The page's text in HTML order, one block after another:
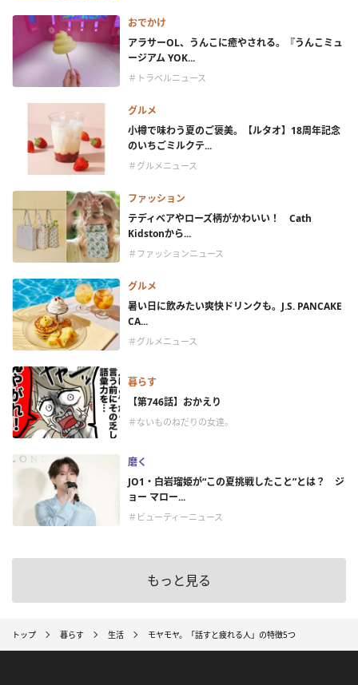
おでかけ
アラサーOL、うんこに癒やされる。『うんこミュ
ージアム YOK...
＃トラベルニュース
グルメ
小樽で味わう夏のご褒美。【ルタオ】18周年記念
のいちごミルクテ...
＃グルメニュース
ファッション
テディベアやローズ柄がかわいい！ Cath
Kidstonから...
＃ファッションニュース
グルメ
暑い日に飲みたい爽快ドリンクも。J.S. PANCAKE
CA...
＃グルメニュース
暮らす
【第746話】おかえり
＃ないものねだりの女達。
磨く
JO1・白岩瑠姫が“この夏挑戦したこと”とは？ ジ
ョー マロー...
＃ビューティーニュース
もっと見る
トップ 暮らす 生活 モヤモヤ。「話すと疲れる人」の特徴5つ